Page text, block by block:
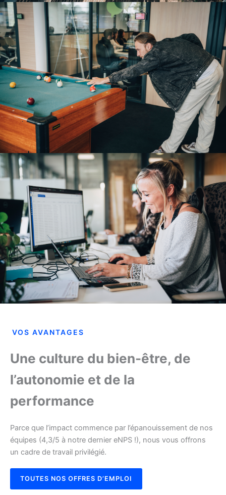
VOS AVANTAGES
Une culture du bien-être, de
l’autonomie et de la
performance
Parce que l’impact commence par l’épanouissement de nos
équipes (4,3/5 à notre dernier eNPS !), nous vous offrons
un cadre de travail privilégié.
TOUTES NOS OFFRES D’EMPLOI